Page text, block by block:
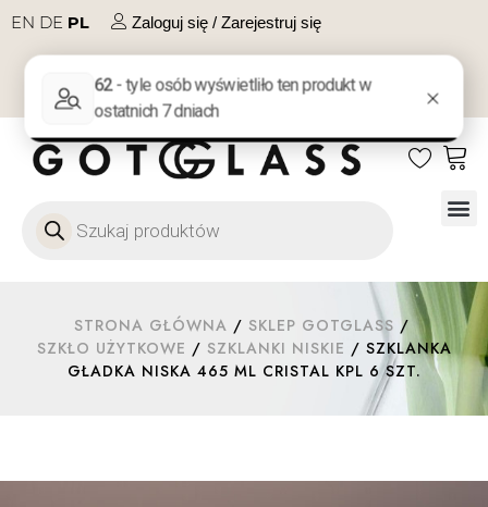
EN DE PL Zaloguj się / Zarejestruj się
NA PREZENT KONTAKT
STRONA GŁÓWNA / SKLEP GOTGLASS /
SZKŁO UŻYTKOWE / SZKLANKI NISKIE / SZKLANKA
GŁADKA NISKA 465 ML CRISTAL KPL 6 SZT.